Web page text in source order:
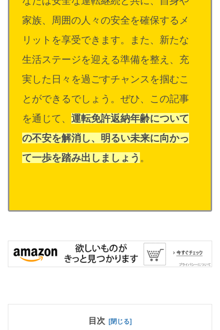
家族、周囲の人々の安全を確保するメ
リットを享受できます。また、新たな
生活ステージを迎える準備を整え、充
実した日々を過ごすチャンスを掴むこ
とができるでしょう。ぜひ、この記事
を通じて、 運転免許返納年齢について
の不安を解消し、明るい未来に向かっ
て一歩を踏み出しましょう 。
目次